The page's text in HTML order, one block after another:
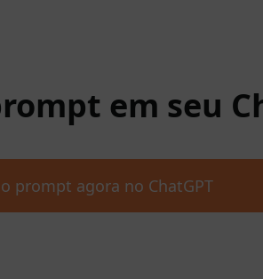
em seu
prompt agora no ChatGPT